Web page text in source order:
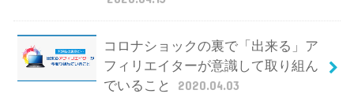
コロナショックの裏で「出来る」ア
フィリエイターが意識して取り組ん
でいること
2020.04.03